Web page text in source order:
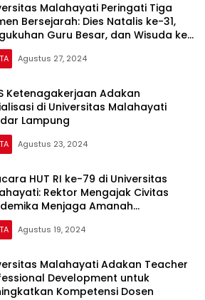
Malahayati Peringati Tiga
Bersejarah: Dies Natalis ke-31,
Guru Besar, dan Wisuda ke-
Agustus 27, 2024
Ketenagakerjaan Adakan
di Universitas Malahayati
Lampung
Agustus 23, 2024
HUT RI ke-79 di Universitas
Rektor Mengajak Civitas
Menjaga Amanah
Agustus 19, 2024
Malahayati Adakan Teacher
Development untuk
Kompetensi Dosen